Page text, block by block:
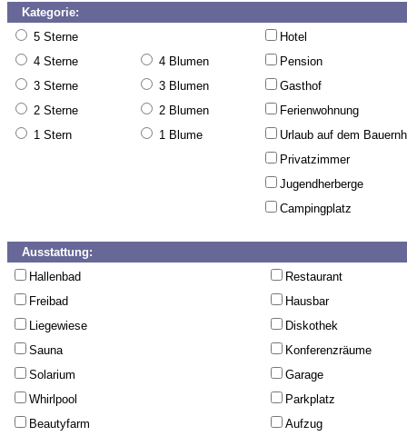
Kategorie:
5 Sterne
Hotel
4 Sterne
4 Blumen
Pension
3 Sterne
3 Blumen
Gasthof
2 Sterne
2 Blumen
Ferienwohnung
1 Stern
1 Blume
Urlaub auf dem
Privatzimmer
Jugendherberge
Campingplatz
Ausstattung:
Hallenbad
Restaurant
Freibad
Hausbar
Liegewiese
Diskothek
Sauna
Konferenzräume
Solarium
Garage
Whirlpool
Parkplatz
Beautyfarm
Aufzug